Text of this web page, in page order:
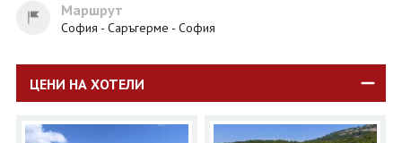
Маршрут
София - Саръгерме - София
ЦЕНИ НА ХОТЕЛИ